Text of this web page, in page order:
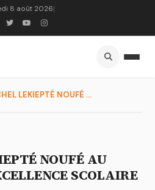
8 août 2026|
DR MICHEL LEKIEPTÉ NOUFÉ AU SERVICE DE L’EXCELLENCE SCOLAIRE...
NOUFÉ AU
SCOLAIRE